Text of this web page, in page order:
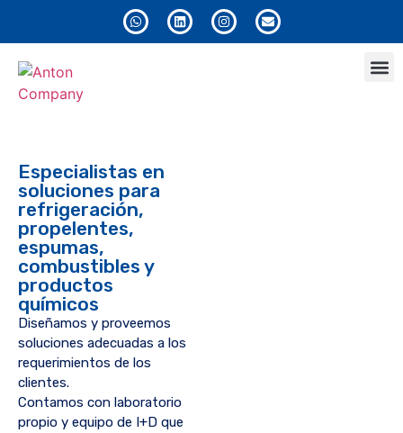
Especialistas en
soluciones para
refrigeración,
propelentes,
espumas,
combustibles y
productos
químicos
Diseñamos y proveemos
soluciones adecuadas a los
requerimientos de los
clientes.
Contamos con laboratorio
propio y equipo de I+D que